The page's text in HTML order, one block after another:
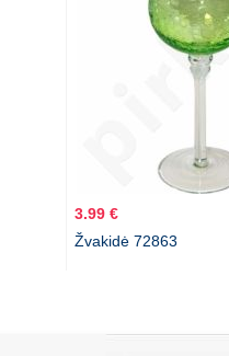
3.99 €
Žvakidė 72863